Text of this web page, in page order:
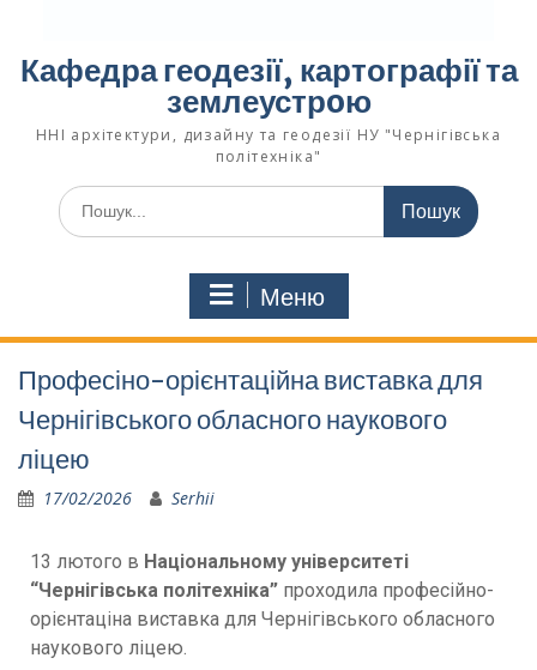
Кафедра геодезії, картографії та
землеустрoю
ННІ архітектури, дизайну та геодезії НУ "Чернігівська
політехніка"
Меню
Професіно-орієнтаційна виставка для
Чернігівського обласного наукового
ліцею
17/02/2026 Serhii
13 лютого в Національному університеті
“Чернігівська політехніка” проходила професійно-
орієнтаціна виставка для Чернігівського обласного
наукового ліцею.